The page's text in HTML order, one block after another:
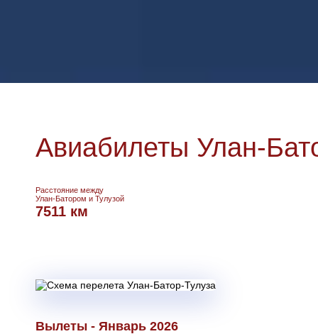
Авиабилеты Улан-
Расстояние между
Улан-Батором и Тулузой
7511 км
Вылеты - Январь 2026